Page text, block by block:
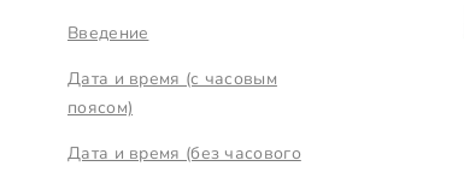
Введение
Дата и время (с часовым
поясом)
Дата и время (без часового